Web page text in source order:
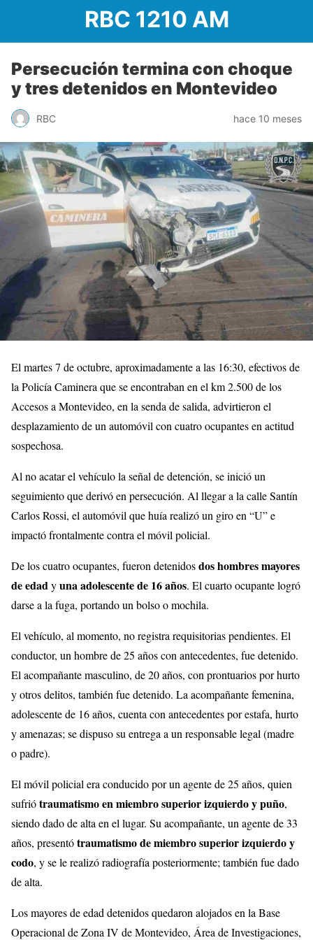
RBC 1210 AM
Persecución termina con choque
y tres detenidos en Montevideo
RBC hace 10 meses
El martes 7 de octubre, aproximadamente a las 16:30, efectivos de
la Policía Caminera que se encontraban en el km 2.500 de los
Accesos a Montevideo, en la senda de salida, advirtieron el
desplazamiento de un automóvil con cuatro ocupantes en actitud
sospechosa.
Al no acatar el vehículo la señal de detención, se inició un
seguimiento que derivó en persecución. Al llegar a la calle Santín
Carlos Rossi, el automóvil que huía realizó un giro en “U” e
impactó frontalmente contra el móvil policial.
De los cuatro ocupantes, fueron detenidosdos hombres mayores
de edadyuna adolescente de 16 años. El cuarto ocupante logró
darse a la fuga, portando un bolso o mochila.
El vehículo, al momento, no registra requisitorias pendientes. El
conductor, un hombre de 25 años con antecedentes, fue detenido.
El acompañante masculino, de 20 años, con prontuarios por hurto
y otros delitos, también fue detenido. La acompañante femenina,
adolescente de 16 años, cuenta con antecedentes por estafa, hurto
y amenazas; se dispuso su entrega a un responsable legal (madre
o padre).
El móvil policial era conducido por un agente de 25 años, quien
sufriótraumatismo en miembro superior izquierdo y puño,
siendo dado de alta en el lugar. Su acompañante, un agente de 33
años, presentótraumatismo de miembro superior izquierdo y
codo, y se le realizó radiografía posteriormente; también fue dado
de alta.
Los mayores de edad detenidos quedaron alojados en la Base
Operacional de Zona IV de Montevideo, Área de Investigaciones,